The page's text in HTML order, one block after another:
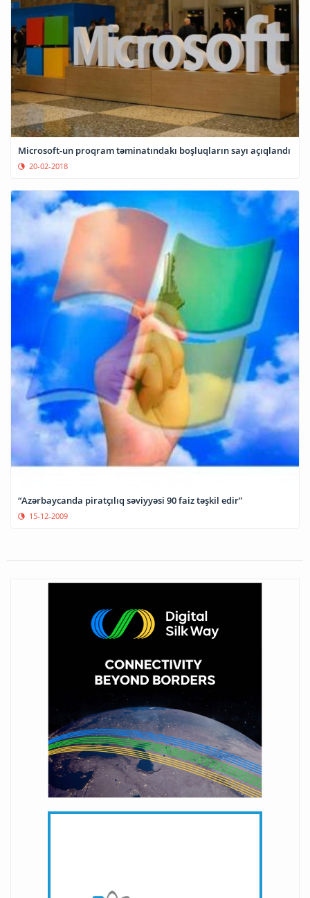
Microsoft-un proqram təminatındakı boşluqların sayı açıqlandı
20-02-2018
“Azərbaycanda piratçılıq səviyyəsi 90 faiz təşkil edir”
15-12-2009